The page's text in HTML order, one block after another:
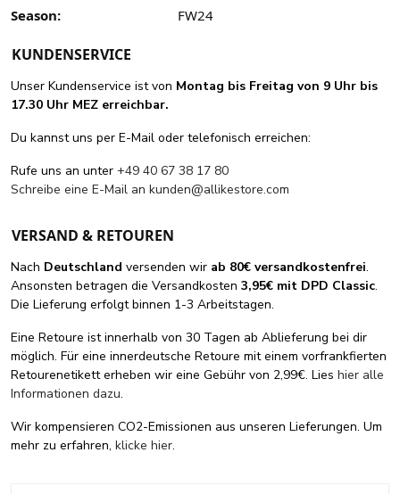
Season:
FW24
KUNDENSERVICE
Unser Kundenservice ist von Montag bis Freitag von 9 Uhr bis
17.30 Uhr MEZ erreichbar.
Du kannst uns per E-Mail oder telefonisch erreichen:
Rufe uns an unter +49 40 67 38 17 80
Schreibe eine E-Mail an kunden@allikestore.com
VERSAND & RETOUREN
Nach Deutschland versenden wir ab 80€ versandkostenfrei.
Ansonsten betragen die Versandkosten 3,95€ mit DPD Classic.
Die Lieferung erfolgt binnen 1-3 Arbeitstagen.
Eine Retoure ist innerhalb von 30 Tagen ab Ablieferung bei dir
möglich. Für eine innerdeutsche Retoure mit einem vorfrankfierten
Retourenetikett erheben wir eine Gebühr von 2,99€. Lies hier alle
Informationen dazu.
Wir kompensieren CO2-Emissionen aus unseren Lieferungen. Um
mehr zu erfahren, klicke hier.